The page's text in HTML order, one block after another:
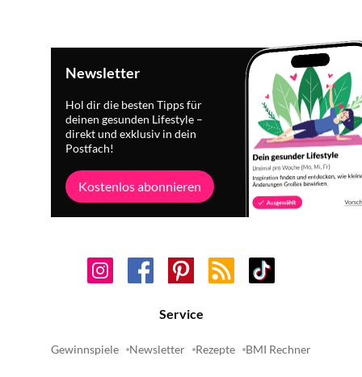
Newsletter
Hol dir die besten Tipps für
deinen gesunden Lifestyle –
direkt und exklusiv in dein
Postfach!
Kostenlos abonnieren
Service
Gewinnspiele Newsletter Rezepte BMI Rechner